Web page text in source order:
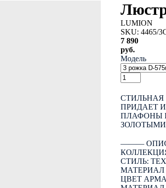
LUMION
SKU: 4465/
7 890
руб.
Модель
СТИЛЬНАЯ
ПРИДАЕТ
ПЛАФОНЫ
―――
СТИЛЬ:
ЦВЕТ